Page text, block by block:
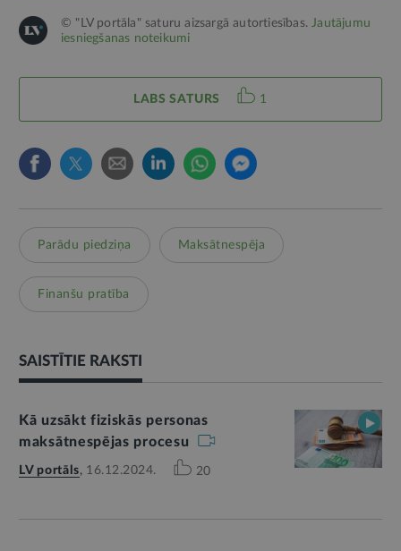
© "LV portāla" saturu aizsargā autortiesības.Jautājumu
iesniegšanas noteikumi
LABS SATURS 1
Parādu piedziņa Maksātnespēja
Finanšu pratība
SAISTĪTIE RAKSTI
Kā uzsākt fiziskās personas
maksātnespējas procesu
LV portāls, 16.12.2024. 20